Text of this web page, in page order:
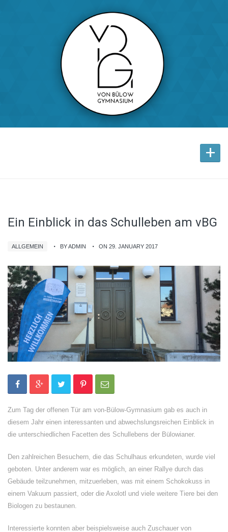
+
Ein Einblick in das Schulleben am vBG
ALLGEMEIN BY ADMIN ON 29. JANUARY 2017
Zum Tag der offenen Tür am von-Bülow-Gymnasium gab es auch in
diesem Jahr einen interessanten und abwechslungsreichen Einblick in
die unterschiedlichen Facetten des Schullebens der Bülowianer.
Den zahlreichen Besuchern, die das Schulhaus erkundeten, wurde viel
geboten. Unter anderem war es möglich, an einer Rallye durch das
Gebäude teilzunehmen, mitzuerleben, was mit einem Schokokuss in
einem Vakuum passiert, oder die Axolotl und viele weitere Tiere bei den
Biologen zu bestaunen.
Interessierte konnten aber beispielsweise auch Zuschauer von